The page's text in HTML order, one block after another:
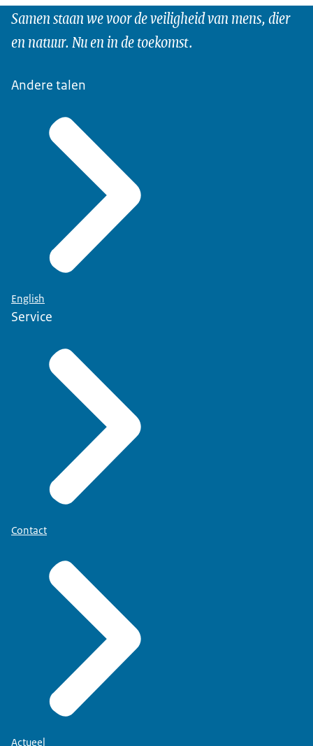
Samen staan we voor de veiligheid van mens, dier
en natuur. Nu en in de toekomst.
Andere talen
English
Service
Contact
Actueel